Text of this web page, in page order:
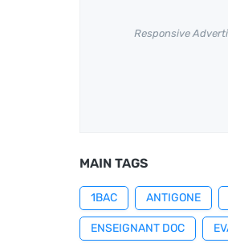
Responsive
MAIN TAGS
1BAC ANTIGONE
ENSEIGNANT DOC